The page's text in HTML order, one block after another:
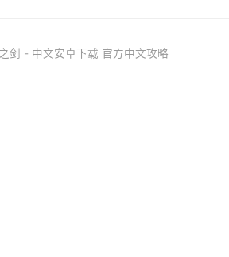
剑 - 中文安卓下载 官方中文攻略